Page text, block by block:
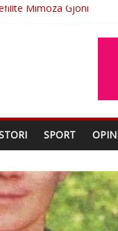
-BOLL MO
me mirenjohje nga
Mimoza Gjoni
SPORT